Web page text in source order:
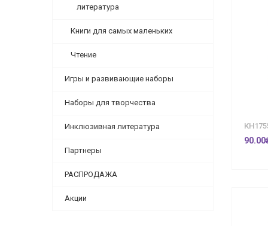
литература
Книги для самых маленьких
Чтение
Игры и развивающие наборы
Наборы для творчества
Инклюзивная литература
Партнеры
РАСПРОДАЖА
Акции